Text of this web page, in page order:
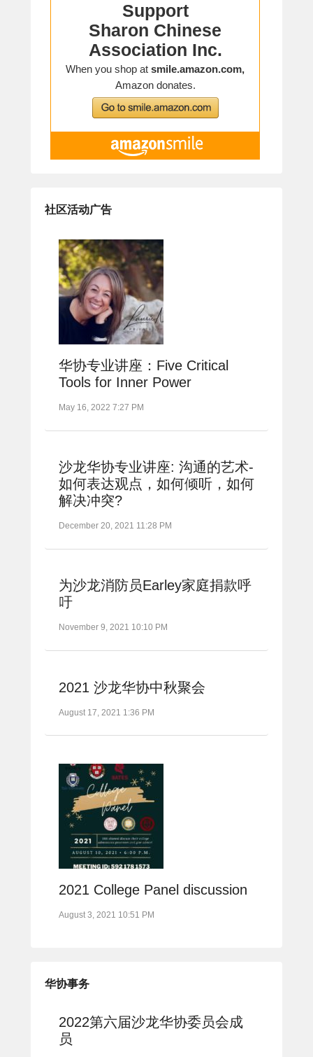
社区活动广告
华协专业讲座：Five Critical
Tools for Inner Power
May 16, 2022 7:27 PM
沙龙华协专业讲座: 沟通的艺术-
如何表达观点，如何倾听，如何
解决冲突?
December 20, 2021 11:28 PM
为沙龙消防员Earley家庭捐款呼
吁
November 9, 2021 10:10 PM
2021 沙龙华协中秋聚会
August 17, 2021 1:36 PM
2021 College Panel discussion
August 3, 2021 10:51 PM
华协事务
2022第六届沙龙华协委员会成
员